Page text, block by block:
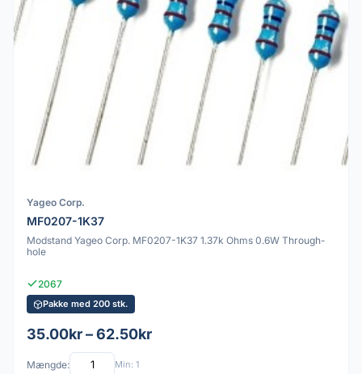
Yageo Corp.
MF0207-1K37
Modstand Yageo Corp. MF0207-1K37 1.37k Ohms 0.6W Through-
hole
2067
Pakke med 200 stk.
35.00kr – 62.50kr
Mængde: Min: 1